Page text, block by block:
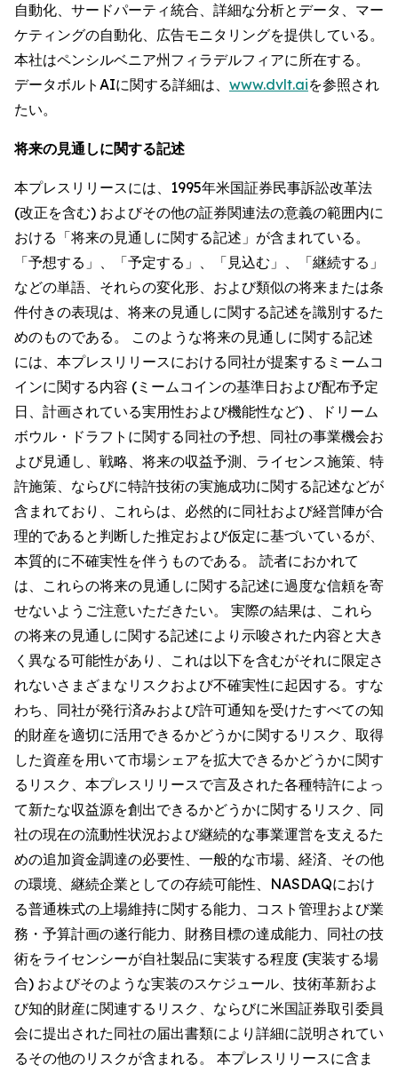
自動化、サードパーティ統合、詳細な分析とデータ、マー
ケティングの自動化、広告モニタリングを提供している。
本社はペンシルベニア州フィラデルフィアに所在する。
データボルトAIに関する詳細は、 www.dvlt.aiを参照され
たい。
将来の見通しに関する記述
本プレスリリースには、1995年米国証券民事訴訟改革法
(改正を含む) およびその他の証券関連法の意義の範囲内に
おける「将来の見通しに関する記述」が含まれている。
「予想する」、「予定する」、「見込む」、「継続する」
などの単語、それらの変化形、および類似の将来または条
件付きの表現は、将来の見通しに関する記述を識別するた
めのものである。 このような将来の見通しに関する記述
には、本プレスリリースにおける同社が提案するミームコ
インに関する内容 (ミームコインの基準日および配布予定
日、計画されている実用性および機能性など) 、ドリーム
ボウル・ドラフトに関する同社の予想、同社の事業機会お
よび見通し、戦略、将来の収益予測、ライセンス施策、特
許施策、ならびに特許技術の実施成功に関する記述などが
含まれており、これらは、必然的に同社および経営陣が合
理的であると判断した推定および仮定に基づいているが、
本質的に不確実性を伴うものである。 読者におかれて
は、これらの将来の見通しに関する記述に過度な信頼を寄
せないようご注意いただきたい。 実際の結果は、これら
の将来の見通しに関する記述により示唆された内容と大き
く異なる可能性があり、これは以下を含むがそれに限定さ
れないさまざまなリスクおよび不確実性に起因する。すな
わち、同社が発行済みおよび許可通知を受けたすべての知
的財産を適切に活用できるかどうかに関するリスク、取得
した資産を用いて市場シェアを拡大できるかどうかに関す
るリスク、本プレスリリースで言及された各種特許によっ
て新たな収益源を創出できるかどうかに関するリスク、同
社の現在の流動性状況および継続的な事業運営を支えるた
めの追加資金調達の必要性、一般的な市場、経済、その他
の環境、継続企業としての存続可能性、NASDAQにおけ
る普通株式の上場維持に関する能力、コスト管理および業
務・予算計画の遂行能力、財務目標の達成能力、同社の技
術をライセンシーが自社製品に実装する程度 (実装する場
合) およびそのような実装のスケジュール、技術革新およ
び知的財産に関連するリスク、ならびに米国証券取引委員
会に提出された同社の届出書類により詳細に説明されてい
るその他のリスクが含まれる。 本プレスリリースに含ま